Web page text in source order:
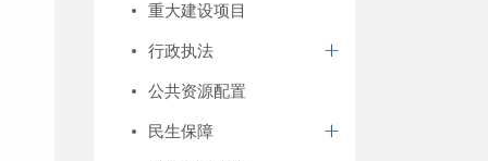
重大建设项目
行政执法
公共资源配置
民生保障